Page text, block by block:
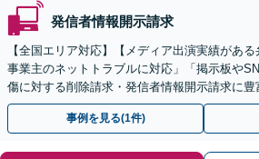
発信者情報開示請求
【全国エリア対応】【メディア出演実績があ
事業主のネットトラブルに対応」「掲示板や
傷に対する削除請求・発信者情報開示請求に豊
口コミの削除請求・賠償請求のご相談はお任せ
事例を見る(1件)